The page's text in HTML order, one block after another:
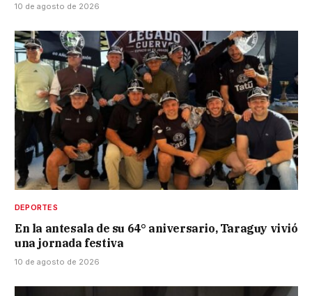
10 de agosto de 2026
DEPORTES
En la antesala de su 64° aniversario, Taraguy vivió
una jornada festiva
10 de agosto de 2026